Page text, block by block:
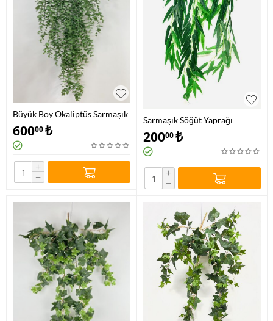
Büyük Boy Okaliptüs Sarmaşık
60000₺
+
−
Sarmaşık Söğüt Yaprağı
20000₺
+
−